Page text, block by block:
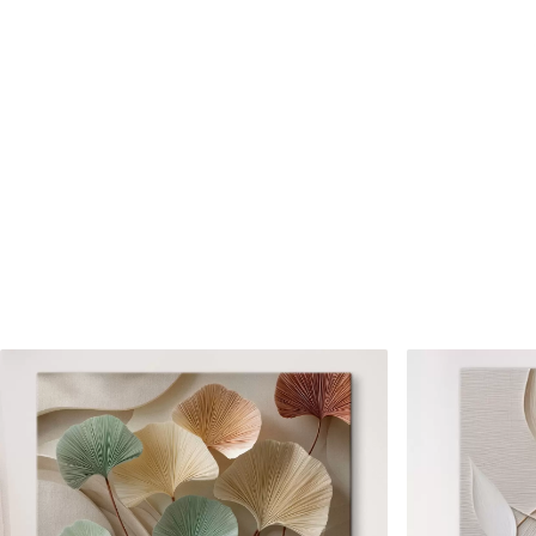
✓
✓Biztonságos, szagtalan tinta
✗ Vászonhatású felület
✗Környezetbarát anyag
✓
✓ Biztonságos,
✓ Vászonhatású felület
✗ Környezetbarát anyag